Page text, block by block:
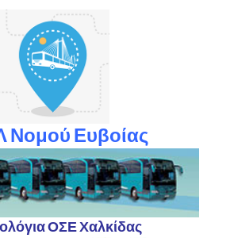
Νομού Ευβοίας
ΟΣΕ Χαλκίδας